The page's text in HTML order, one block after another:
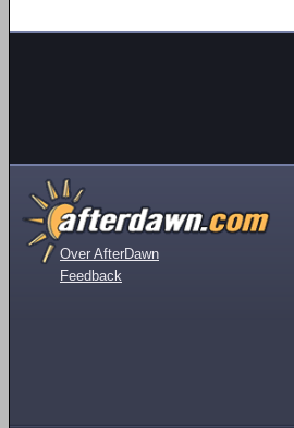
Over AfterDawn
Feedback